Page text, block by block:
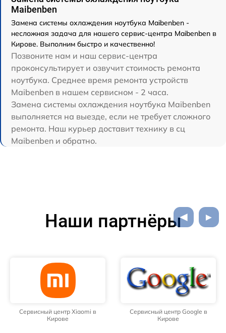
Maibenben
Замена системы охлаждения ноутбука Maibenben -
несложная задача для нашего сервис-центра Maibenben в
Кирове. Выполним быстро и качественно!
Позвоните нам и наш сервис-центра
проконсультирует и озвучит стоимость ремонта
ноутбука. Среднее время ремонта устройств
Maibenben в нашем сервисном - 2 часа.
Замена системы охлаждения ноутбука Maibenben
выполняется на выезде, если не требует сложного
ремонта. Наш курьер доставит технику в сц
Maibenben и обратно.
Наши партнёры
Сервисный центр Xiaomi в
Кирове
Сервисный центр Google в
Кирове